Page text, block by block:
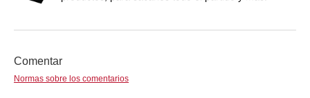
Comentar
Normas sobre los comentarios